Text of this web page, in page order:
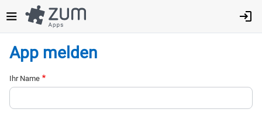
zum
Inhalt
App melden
Ihr Name